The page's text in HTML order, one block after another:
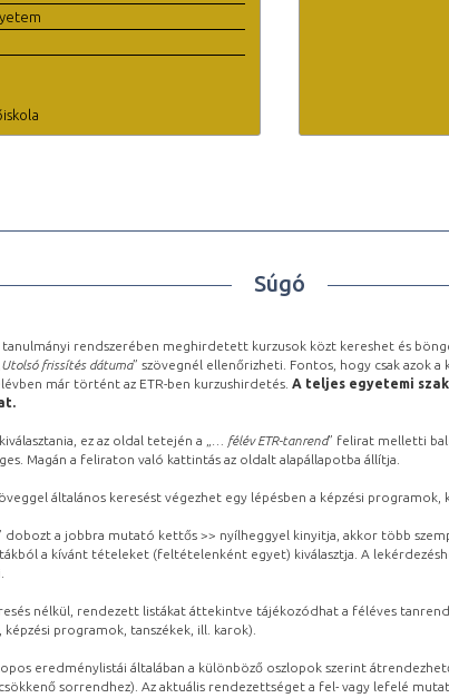
Súgó
tanulmányi rendszerében meghirdetett kurzusok közt kereshet és
Utolsó frissítés dátuma” szövegnél ellenőrizheti. Fontos, hogy csak azok
már történt az ETR-ben kurzushirdetés. A teljes egyetemi
ez az oldal tetején a „ … félév ETR-tanrend” felirat melletti
Magán a feliraton való kattintás az oldalt alapállapotba állítja.
általános keresést végezhet egy lépésben a képzési programok,
dobozt a jobbra mutató kettős >> nyílheggyel kinyitja, akkor több
a kívánt tételeket (feltételenként egyet) kiválasztja. A
nélkül, rendezett listákat áttekintve tájékozódhat a féléves
programok, tanszékek, ill. karok).
eredménylistái általában a különböző oszlopok szerint
sorrendhez). Az aktuális rendezettséget a fel- vagy lefelé